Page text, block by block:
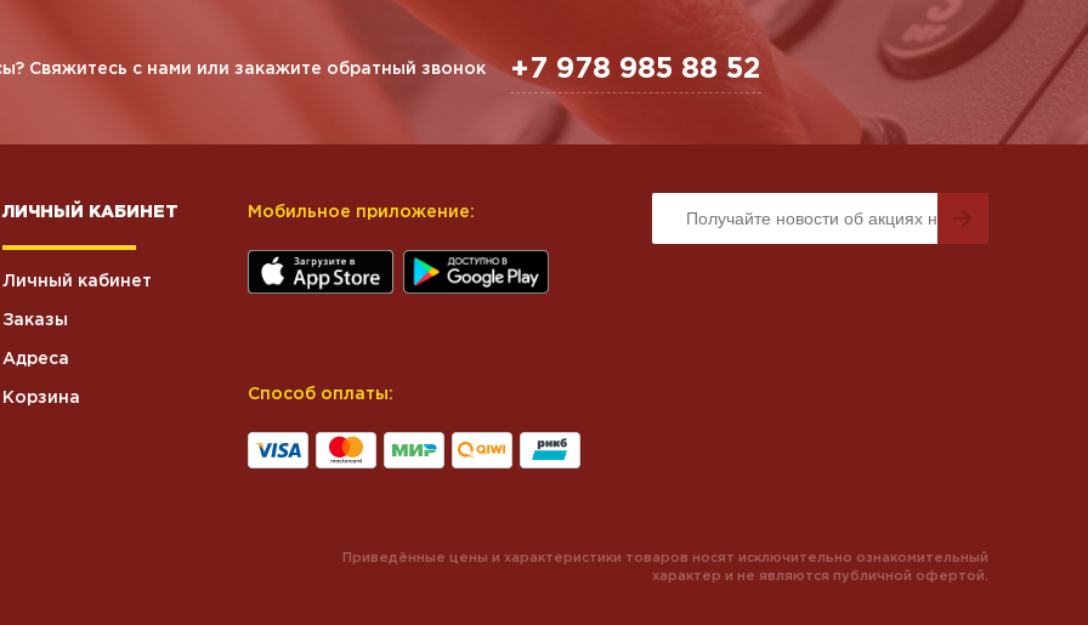
Свяжитесь с нами или закажите обратный звонок +7 978 985 88 52
ЛИЧНЫЙ КАБИНЕТ
Личный кабинет
Заказы
Адреса
Корзина
Мобильное приложение:
Способ оплаты:
Приведённые цены и характеристики товаров носят исключительно ознакомительный
характер и не являются публичной офертой.